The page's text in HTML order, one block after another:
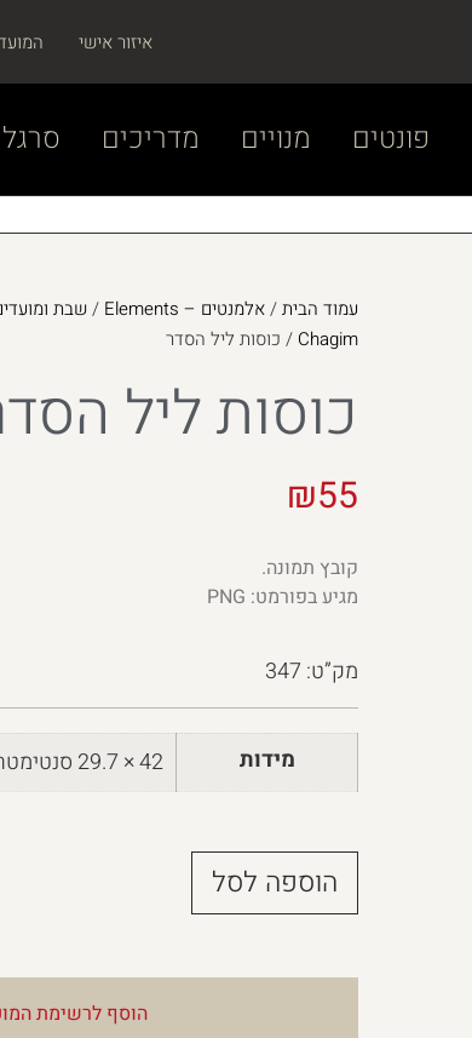
איזור אישי
פונטים מנויים מדריכים
עמוד הבית/אלמנטים – Elements /
Chagim / כוסות ליל הסדר
כוסות ליל
₪55
קובץ תמונה.
מגיע בפורמט: PNG
מק”ט: 347
מידות 42 × 29.7 סנטימטרים
הוספה לסל
הוסף לרשימת